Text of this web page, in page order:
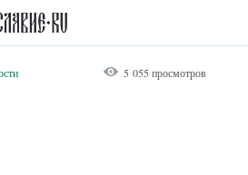
5 055 просмотров